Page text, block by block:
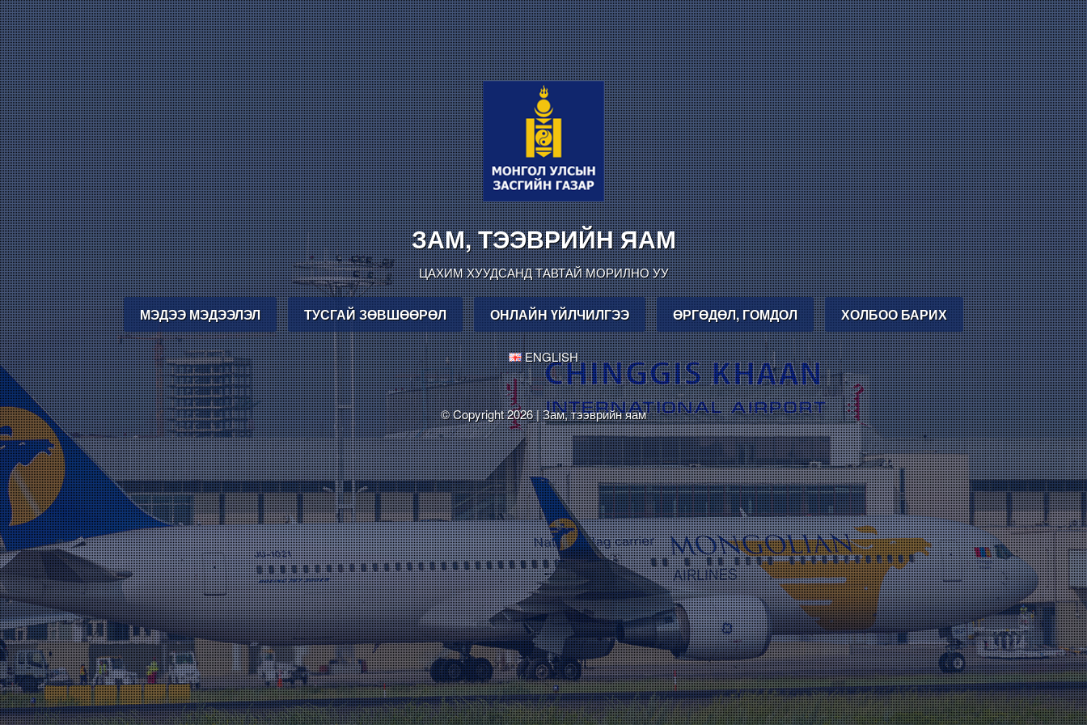
ЗАМ, ТЭЭВРИЙН ЯАМ
ЦАХИМ ХУУДСАНД ТАВТАЙ МОРИЛНО УУ
МЭДЭЭ МЭДЭЭЛЭЛ ТУСГАЙ ЗӨВШӨӨРӨЛ ОНЛАЙН ҮЙЛЧИЛГЭЭ ӨРГӨДӨЛ, ГОМДОЛ ХОЛБОО БАРИХ
ENGLISH
© Copyright 2026 | Зам, тээврийн яам